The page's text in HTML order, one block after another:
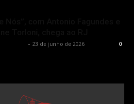
- 23 de junho de 2026 0